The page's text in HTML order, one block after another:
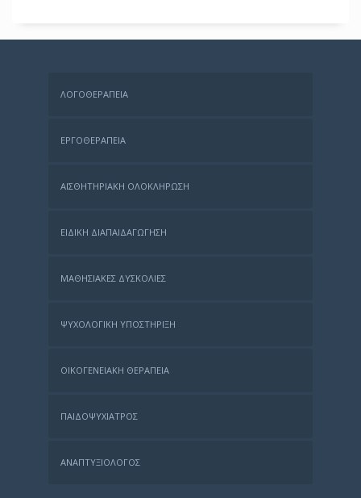
ΛΟΓΟΘΕΡΑΠΕΊΑ
ΕΡΓΟΘΕΡΑΠΕΊΑ
ΑΙΣΘΗΤΗΡΙΑΚΉ ΟΛΟΚΛΉΡΩΣΗ
ΕΙΔΙΚΉ ΔΙΑΠΑΙΔΑΓΏΓΗΣΗ
ΜΑΘΗΣΙΑΚΈΣ ΔΥΣΚΟΛΊΕΣ
ΨΥΧΟΛΟΓΙΚΉ ΥΠΟΣΤΉΡΙΞΗ
ΟΙΚΟΓΕΝΕΙΑΚΉ ΘΕΡΑΠΕΊΑ
ΠΑΙΔΟΨΥΧΊΑΤΡΟΣ
ΑΝΑΠΤΥΞΙΟΛΌΓΟΣ